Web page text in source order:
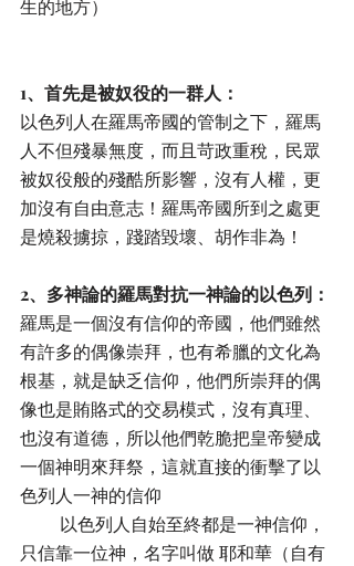
生的地方）
1、首先是被奴役的一群人：
以色列人在羅馬帝國的管制之下，羅馬
人不但殘暴無度，而且苛政重稅，民眾
被奴役般的殘酷所影響，沒有人權，更
加沒有自由意志！羅馬帝國所到之處更
是燒殺擄掠，踐踏毀壞、胡作非為！
2、多神論的羅馬對抗一神論的以色列：
羅馬是一個沒有信仰的帝國，他們雖然
有許多的偶像崇拜，也有希臘的文化為
根基，就是缺乏信仰，他們所崇拜的偶
像也是賄賂式的交易模式，沒有真理、
也沒有道德，所以他們乾脆把皇帝變成
一個神明來拜祭，這就直接的衝擊了以
色列人一神的信仰
只信靠一位神，名字叫做 耶和華（自有